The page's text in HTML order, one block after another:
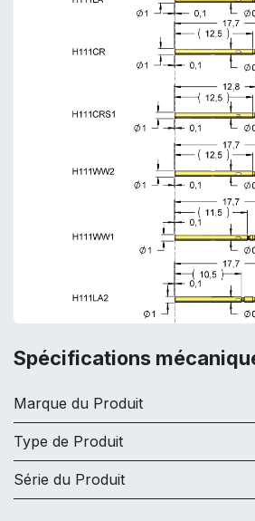
Spécifications
Marque du Produit
Type de Produit
Série du Produit